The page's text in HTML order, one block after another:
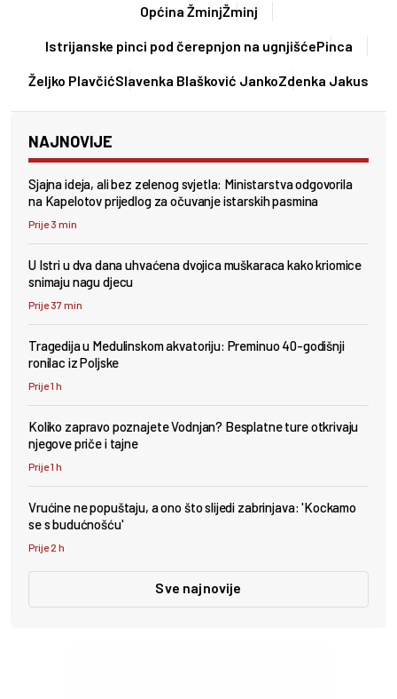
Općina ŽminjŽminj
Istrijanske pinci pod čerepnjon na ugnjišćePinca
Željko PlavčićSlavenka Blašković JankoZdenka Jakus
NAJNOVIJE
Sjajna ideja, ali bez zelenog svjetla: Ministarstva odgovorila
na Kapelotov prijedlog za očuvanje istarskih pasmina
Prije 3 min
U Istri u dva dana uhvaćena dvojica muškaraca kako kriomice
snimaju nagu djecu
Prije 37 min
Tragedija u Medulinskom akvatoriju: Preminuo 40-godišnji
ronilac iz Poljske
Prije 1 h
Koliko zapravo poznajete Vodnjan? Besplatne ture otkrivaju
njegove priče i tajne
Prije 1 h
Vrućine ne popuštaju, a ono što slijedi zabrinjava: 'Kockamo
se s budućnošću'
Prije 2 h
Sve najnovije